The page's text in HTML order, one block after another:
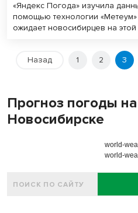
«Яндекс Погода» изучила
помощью технологии
ожидает новосибирцев на
Назад 1 2 3
Прогноз погоды
Новосибирске
world-
world-